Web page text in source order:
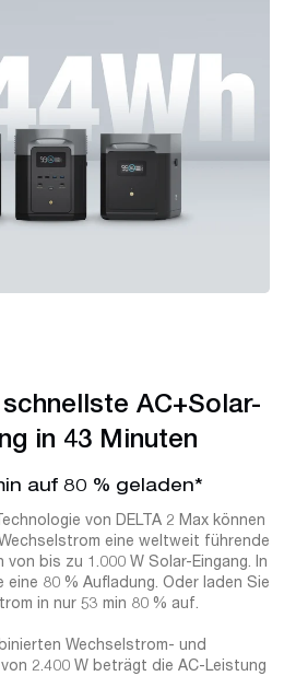
AC+Solar-
in 43 Minuten
auf 80 % geladen*
von DELTA 2 Max können
eine weltweit führende
bis zu 1.000 W Solar-Eingang. In
eine 80 % Aufladung. Oder laden Sie
in nur 53 min 80 % auf.
Wechselstrom- und
2.400 W beträgt die AC-Leistung